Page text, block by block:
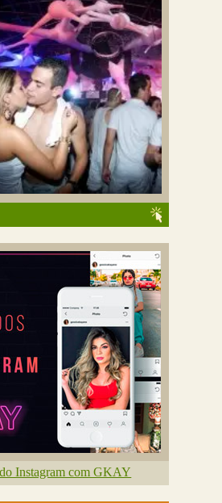
Instagram com GKAY